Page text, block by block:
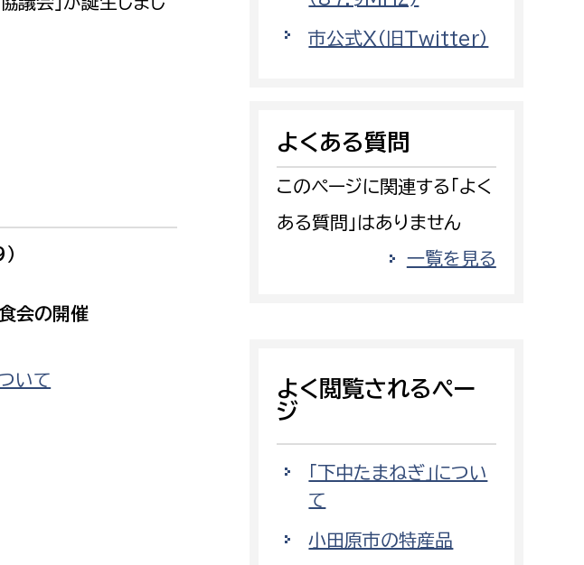
病院管理局：医事課
情報司令課
警防第2課
選挙管理委員会事務局
監査事務局
監査事務局
会の開催
いて
市公式X（旧Twitter）
よくある質問
このページに関連する「よく
ある質問」はありません
一覧を見る
よく閲覧されるペー
ジ
「下中たまねぎ」につい
て
小田原市の特産品